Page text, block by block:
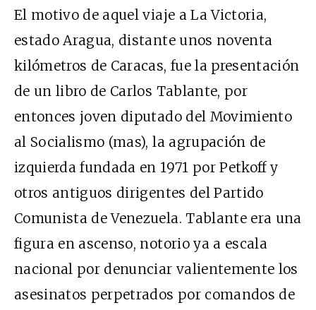
El motivo de aquel viaje a La Victoria,
estado Aragua, distante unos noventa
kilómetros de Caracas, fue la presentación
de un libro de Carlos Tablante, por
entonces joven diputado del Movimiento
al Socialismo (mas), la agrupación de
izquierda fundada en 1971 por Petkoff y
otros antiguos dirigentes del Partido
Comunista de Venezuela. Tablante era una
figura en ascenso, notorio ya a escala
nacional por denunciar valientemente los
asesinatos perpetrados por comandos de